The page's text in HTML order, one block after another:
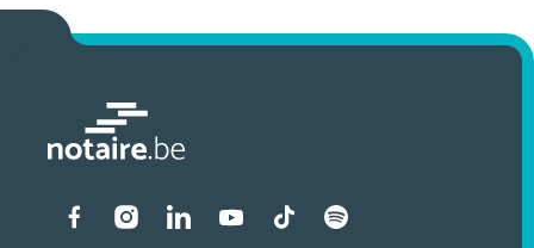
Liens vers les réseaux